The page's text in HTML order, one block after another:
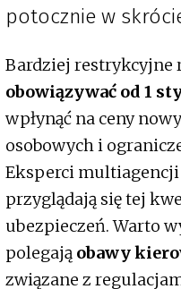
potocznie w
Bardziej restrykcyjne
obowiązywać od 1
wpłynąć na ceny
osobowych i
Eksperci
przyglądają się tej
ubezpieczeń. Warto
polegają obawy
związane z